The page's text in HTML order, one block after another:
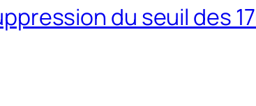
du seuil des